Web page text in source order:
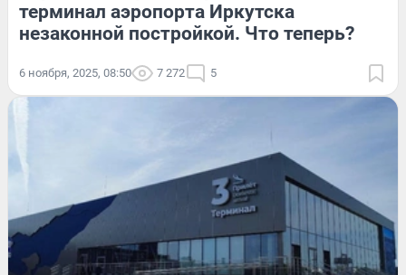
терминал аэропорта Иркутска
незаконной постройкой. Что теперь?
6 ноября, 2025, 08:50 7 272 5